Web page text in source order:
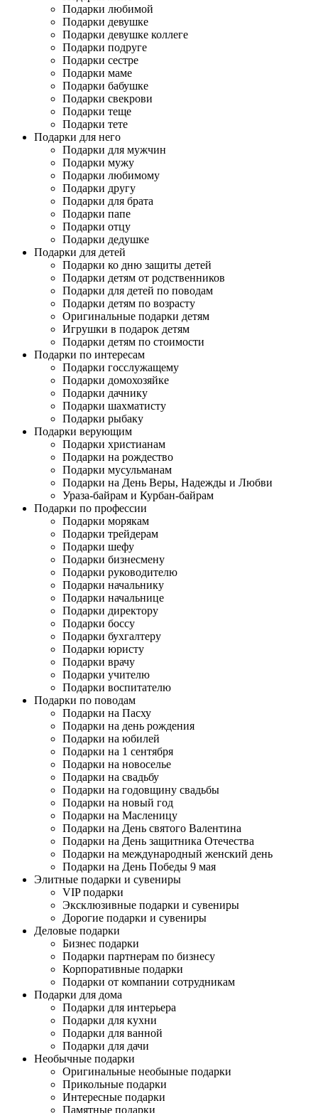
Подарки любимой
Подарки девушке
Подарки девушке коллеге
Подарки подруге
Подарки сестре
Подарки маме
Подарки бабушке
Подарки свекрови
Подарки теще
Подарки тете
Подарки для него
Подарки для мужчин
Подарки мужу
Подарки любимому
Подарки другу
Подарки для брата
Подарки папе
Подарки отцу
Подарки дедушке
Подарки для детей
Подарки ко дню защиты детей
Подарки детям от родственников
Подарки для детей по поводам
Подарки детям по возрасту
Оригинальные подарки детям
Игрушки в подарок детям
Подарки детям по стоимости
Подарки по интересам
Подарки госслужащему
Подарки домохозяйке
Подарки дачнику
Подарки шахматисту
Подарки рыбаку
Подарки верующим
Подарки христианам
Подарки на рождество
Подарки мусульманам
Подарки на День Веры, Надежды и Любви
Ураза-байрам и Курбан-байрам
Подарки по профессии
Подарки морякам
Подарки трейдерам
Подарки шефу
Подарки бизнесмену
Подарки руководителю
Подарки начальнику
Подарки начальнице
Подарки директору
Подарки боссу
Подарки бухгалтеру
Подарки юристу
Подарки врачу
Подарки учителю
Подарки воспитателю
Подарки по поводам
Подарки на Пасху
Подарки на день рождения
Подарки на юбилей
Подарки на 1 сентября
Подарки на новоселье
Подарки на свадьбу
Подарки на годовщину свадьбы
Подарки на новый год
Подарки на Масленицу
Подарки на День святого Валентина
Подарки на День защитника Отечества
Подарки на международный женский день
Подарки на День Победы 9 мая
Элитные подарки и сувениры
VIP подарки
Эксклюзивные подарки и сувениры
Дорогие подарки и сувениры
Деловые подарки
Бизнес подарки
Подарки партнерам по бизнесу
Корпоративные подарки
Подарки от компании сотрудникам
Подарки для дома
Подарки для интерьера
Подарки для кухни
Подарки для ванной
Подарки для дачи
Необычные подарки
Оригинальные необыные подарки
Прикольные подарки
Интересные подарки
Памятные подарки